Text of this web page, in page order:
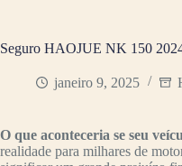
Seguro HAOJUE NK 150
janeiro 9, 2025
O que aconteceria se seu
realidade para milhares de